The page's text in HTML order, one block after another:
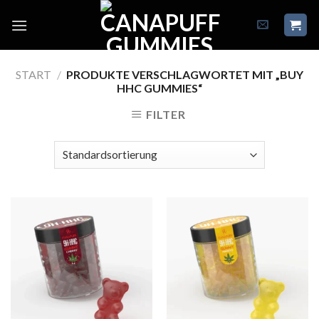
START / PRODUKTE VERSCHLAGWORTET MIT „BUY
HHC GUMMIES“
FILTER